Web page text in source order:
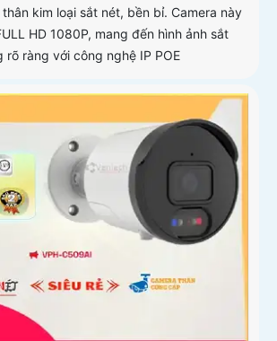
kim loại sắt nét, bền bỉ. Camera này
HD 1080P, mang đến hình ảnh sắt
rõ ràng với công nghệ IP POE